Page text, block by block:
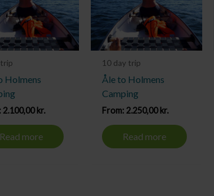
Holmens
2.100,00kr.
Read more
10 day trip
Åle to Holmens
Camping
From: 2.250,00kr.
Read more